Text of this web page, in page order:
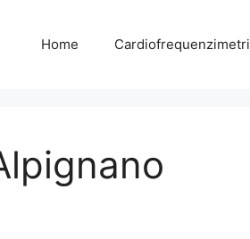
Home Cardiofrequenzimetri